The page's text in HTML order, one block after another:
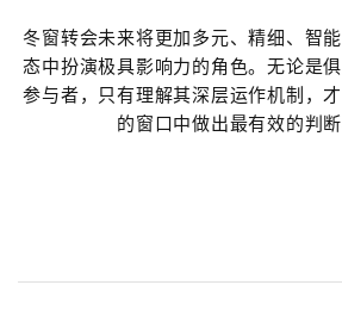
冬窗转会未来将更加多元、精细、智
态中扮演极具影响力的角色。无论是
参与者，只有理解其深层运作机制，
的窗口中做出最有效的判断